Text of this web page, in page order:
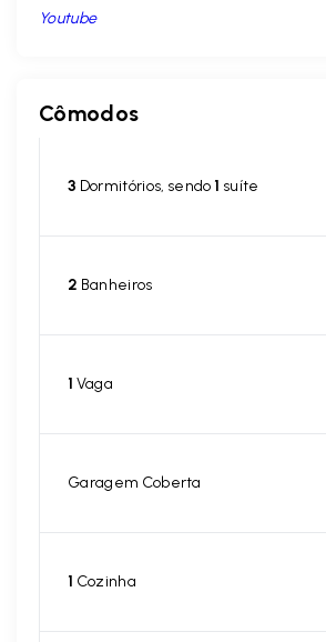
Youtube
Cômodos
3 Dormitórios, sendo1 suíte
2 Banheiros
1 Vaga
Garagem Coberta
1 Cozinha